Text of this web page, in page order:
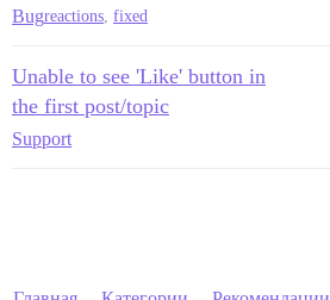
Bugreactions, fixed
Unable to see 'Like' button in
the first post/topic
Support